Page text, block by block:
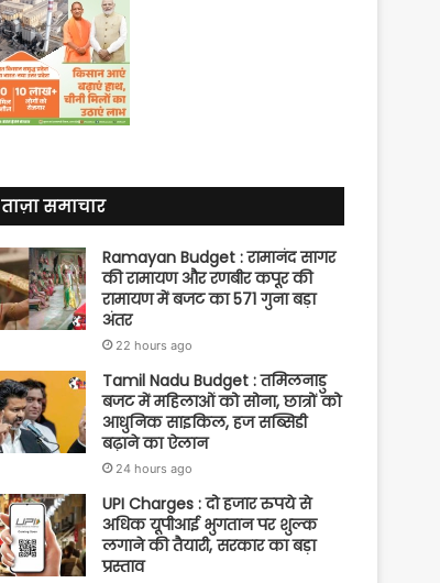
ताज़ा समाचार
Ramayan Budget : रामानंद सागर
की रामायण और रणबीर कपूर की
रामायण में बजट का 571 गुना बड़ा
अंतर
22 hours ago
Tamil Nadu Budget : तमिलनाडु
बजट में महिलाओं को सोना, छात्रों को
आधुनिक साइकिल, हज सब्सिडी
बढ़ाने का ऐलान
24 hours ago
UPI Charges : दो हजार रुपये से
अधिक यूपीआई भुगतान पर शुल्क
लगाने की तैयारी, सरकार का बड़ा
प्रस्ताव